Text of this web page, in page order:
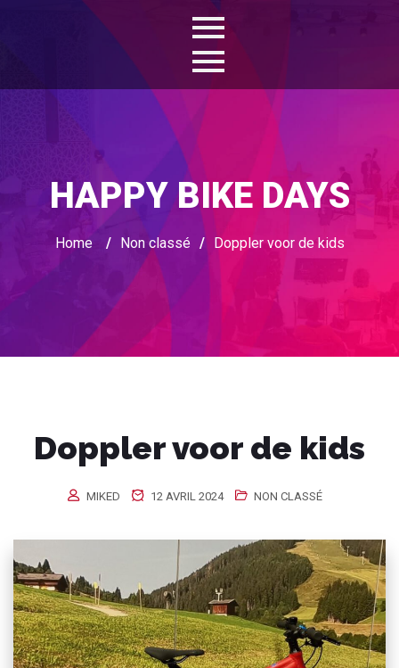
HAPPY BIKE DAYS
Home / Non classé / Doppler voor de kids
Doppler voor de kids
MIKED 12 AVRIL 2024 NON CLASSÉ